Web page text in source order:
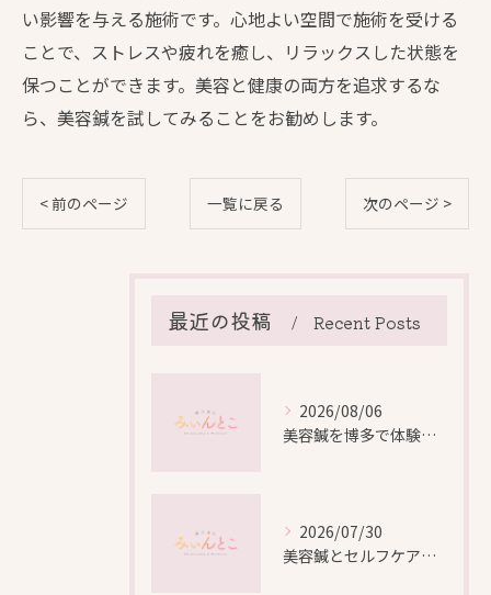
い影響を与える施術です。心地よい空間で施術を受ける
ことで、ストレスや疲れを癒し、リラックスした状態を
保つことができます。美容と健康の両方を追求するな
ら、美容鍼を試してみることをお勧めします。
< 前のページ 一覧に戻る 次のページ >
最近の投稿 Recent Posts
2026/08/06
美容鍼を博多で体験する際の効果や安全性と料金比較徹底ガイド
2026/07/30
美容鍼とセルフケアで叶える愛知県名古屋市北区米が瀬町の新しい美しさ